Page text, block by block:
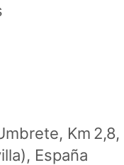
Km 2,8,
España